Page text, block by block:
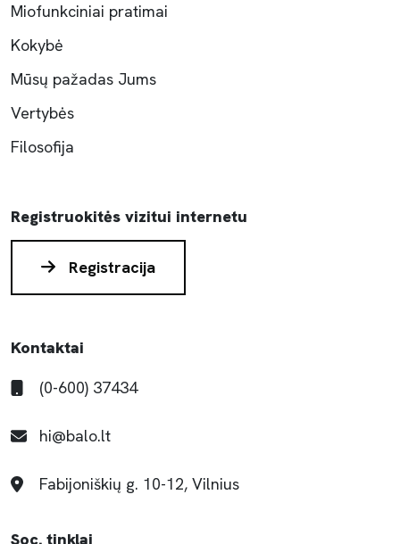
Miofunkciniai pratimai
Kokybė
Mūsų pažadas Jums
Vertybės
Filosofija
Registruokitės vizitui internetu
Registracija
Kontaktai
(0-600) 37434
hi@balo.lt
Fabijoniškių g. 10-12, Vilnius
Soc. tinklai